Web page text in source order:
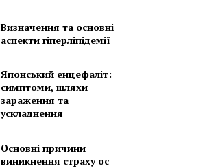
Визначення та основні
аспекти гіперліпідемії
Японський енцефаліт:
симптоми, шляхи
зараження та
ускладнення
Основні причини
виникнення страху ос